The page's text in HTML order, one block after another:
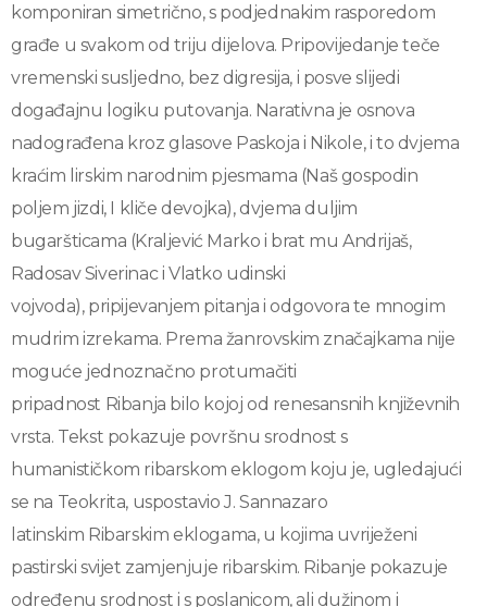
komponiran simetrično, s podjednakim rasporedom
građe u svakom od triju dijelova. Pripovijedanje teče
vremenski susljedno, bez digresija, i posve slijedi
događajnu logiku putovanja. Narativna je osnova
nadograđena kroz glasove Paskoja i Nikole, i to dvjema
kraćim lirskim narodnim pjesmama (Naš gospodin
poljem jizdi, I kliče devojka), dvjema duljim
bugaršticama (Kraljević Marko i brat mu Andrijaš,
Radosav Siverinac i Vlatko udinski
vojvoda), pripijevanjem pitanja i odgovora te mnogim
mudrim izrekama. Prema žanrovskim značajkama nije
moguće jednoznačno protumačiti
pripadnost Ribanja bilo kojoj od renesansnih književnih
vrsta. Tekst pokazuje površnu srodnost s
humanističkom ribarskom eklogom koju je, ugledajući
se na Teokrita, uspostavio J. Sannazaro
latinskim Ribarskim eklogama, u kojima uvriježeni
pastirski svijet zamjenjuje ribarskim. Ribanje pokazuje
određenu srodnost i s poslanicom, ali dužinom i